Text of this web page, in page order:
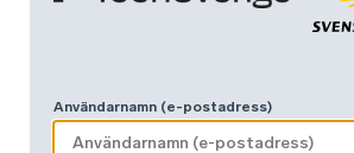
Användarnamn (e-postadress)